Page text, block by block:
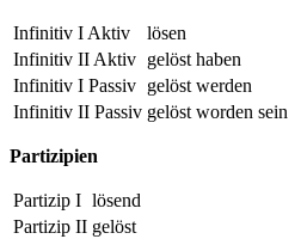
Infinitiv I Aktiv
lösen
Infinitiv II Aktiv gelöst haben
Infinitiv I Passiv gelöst werden
Infinitiv II Passiv gelöst worden sein
Partizipien
Partizip I lösend
Partizip II gelöst